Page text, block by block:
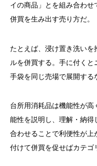
イの商品」とを組み合わせ
併買を生み出す売り方だ。
たとえば、浸け置き洗い
ルを併買する。手に付く
手袋を同じ売場で展開する
台所用消耗品は機能性が
能性を説明し、理解・納
合わせることで利便性が上
付けて併買を促せばカテゴ